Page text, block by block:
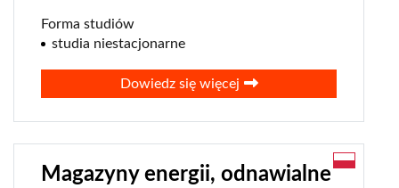
Forma studiów
studia niestacjonarne
Dowiedz się więcej
Magazyny energii, odnawialne